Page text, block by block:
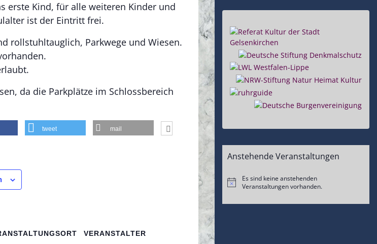
erste Kind, für alle weiteren Kinder und
ist der Eintritt frei.
rollstuhltauglich, Parkwege und Wiesen.
da die Parkplätze im Schlossbereich
tweet mail
VERANSTALTER
Anstehende Veranstaltungen
Hinweis
Es sind keine anstehenden
Veranstaltungen vorhanden.